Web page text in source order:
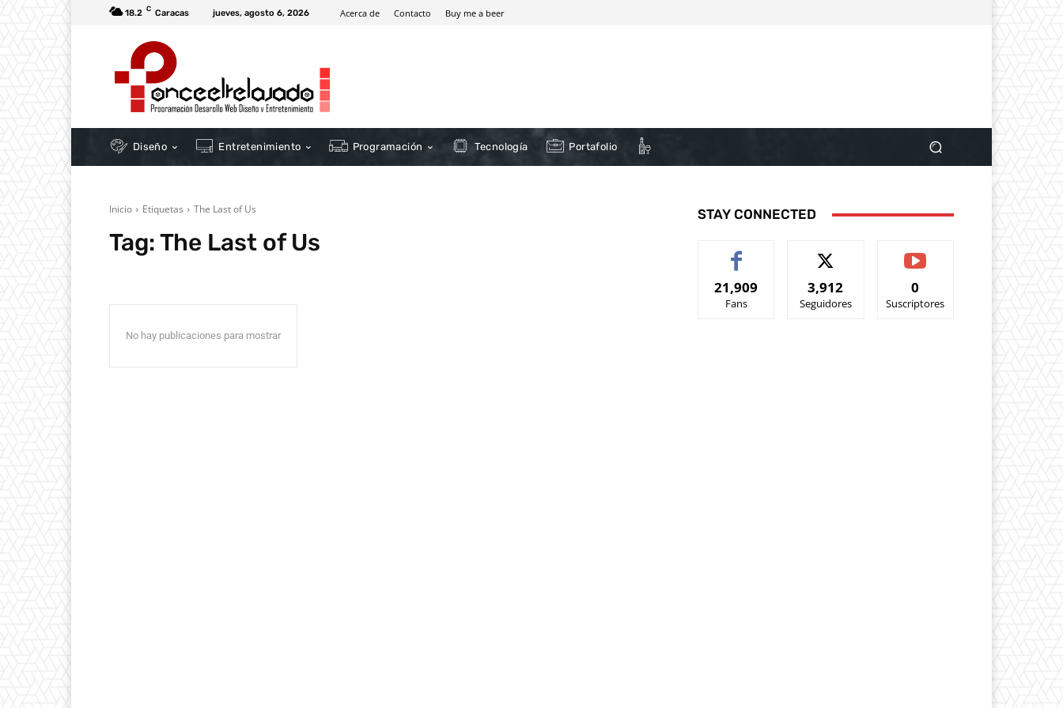
18.2 C Caracas jueves, agosto 6, 2026 Acerca de Contacto Buy me a beer
Diseño Entretenimiento Programación Tecnología Portafolio
Inicio Etiquetas The Last of Us
Tag:The Last of Us
No hay publicaciones para mostrar
STAY CONNECTED
21,909
Fans
3,912
Seguidores
0
Suscriptores